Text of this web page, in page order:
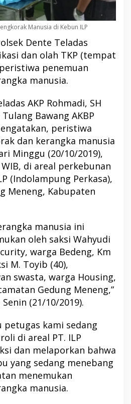
Manusia di Kebun ILP
Dente Teladas
dan olah TKP (tempat
penemuan
manusia.
AKP Rohmadi, SH
Bawang AKBP
peristiwa
dan kerangka manusia
Minggu (20/10/2019),
di areal perkebunan
(Indolampung Perkasa),
Meneng, Kabupaten
manusia ini
oleh saksi Wahyudi
warga Bedeng, Km
M. Toyib (40),
swasta, warga Housing,
Gedung Meneng,”
(21/10/2019).
petugas kami sedang
di areal PT. ILP
dan melaporkan bahwa
yang sedang menebang
menemukan
manusia.